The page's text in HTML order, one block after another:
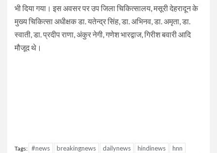
भी दिया गया। इस अवसर पर उप जिला चिकित्सालय, मसूरी देहरादून के
मुख्य चिकित्सा अधीक्षक डा. यतेन्द्र सिंह, डा. अभिनव, डा. अमृता, डा.
स्वाती, डा. प्रदीप राणा, अंकुर नेगी, गणेश भारद्वाज, गिरीश बवारी आदि
मौजूद थे।
Tags: #news breakingnews dailynews hindinews
hnn